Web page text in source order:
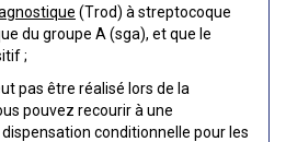
(Trod) à streptocoque
du groupe A (sga), et que le
;
pas être réalisé lors de la
pouvez recourir à une
conditionnelle pour les